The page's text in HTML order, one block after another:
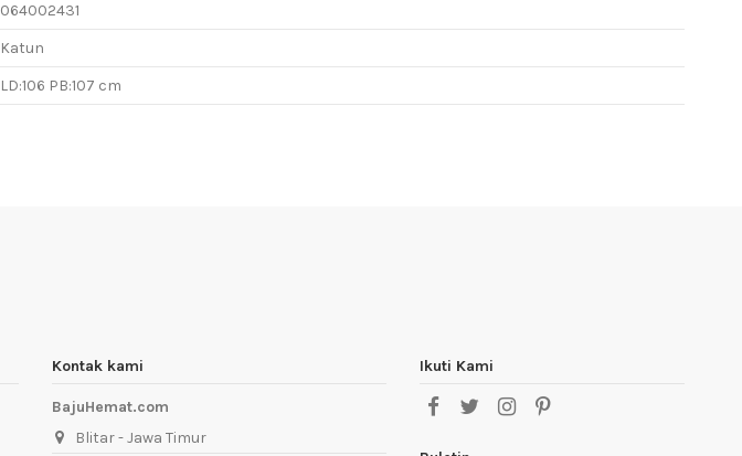
064002431
Katun
LD:106 PB:107 cm
Kontak kami
BajuHemat.com
Blitar - Jawa Timur
Ikuti Kami